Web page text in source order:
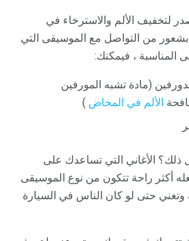
لتخفيف الألم والاسترخاء في
من التواصل مع الموسيقى التي
المناسبة ، فيمكنك:
(مادة تشبه المورفين
الألم في المخاض )
ذلك؟ الأغاني التي تساعدك على
أكثر راحة تتكون من نوع الموسيقى
وتغني حتى لو كان الناس في السيارة